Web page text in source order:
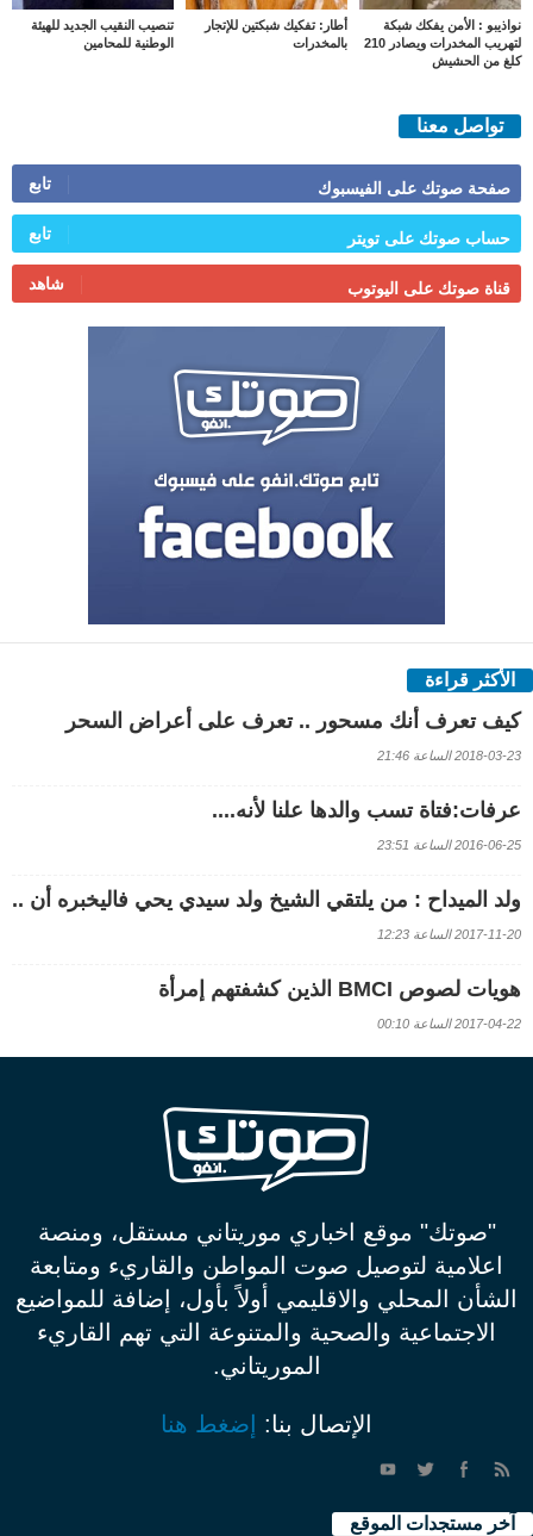
نواذيبو : الأمن يفكك شبكة
لتهريب المخدرات ويصادر 210
كلغ من الحشيش
أطار: تفكيك شبكتين للإتجار
بالمخدرات
تنصيب النقيب الجديد للهيئة
الوطنية للمحامين
تواصل معنا
صفحة صوتك على الفيسبوك تابع
حساب صوتك على تويتر تابع
قناة صوتك على اليوتوب شاهد
الأكثر قراءة
كيف تعرف أنك مسحور .. تعرف على أعراض السحر
2018-03-23 الساعة 21:46
عرفات:فتاة تسب والدها علنا لأنه....
2016-06-25 الساعة 23:51
ولد الميداح : من يلتقي الشيخ ولد سيدي يحي فاليخبره أن ..
2017-11-20 الساعة 12:23
هويات لصوص BMCI الذين كشفتهم إمرأة
2017-04-22 الساعة 00:10
"صوتك" موقع اخباري موريتاني مستقل، ومنصة
اعلامية لتوصيل صوت المواطن والقاريء ومتابعة
الشأن المحلي والاقليمي أولاً بأول، إضافة للمواضيع
الاجتماعية والصحية والمتنوعة التي تهم القاريء
الموريتاني.
الإتصال بنا: إضغط هنا
آخر مستجدات الموقع